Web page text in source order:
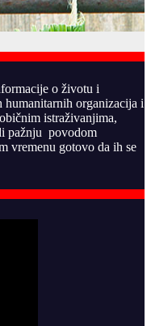
o životu i
humanitarnih organizacija i
istraživanjima,
pažnju povodom
vremenu gotovo da ih se